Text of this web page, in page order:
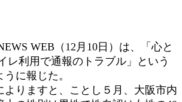
WEB（12月10日）は、「心と
レ利用で通報のトラブル」という
に報じた。
りますと、ことし５月、大阪市内